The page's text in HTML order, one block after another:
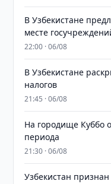
В Узбекистане
месте
22:00 · 06/08
В Узбекистане
налогов
21:45 · 06/08
На городище Куббо
периода
21:30 · 06/08
Узбекистан